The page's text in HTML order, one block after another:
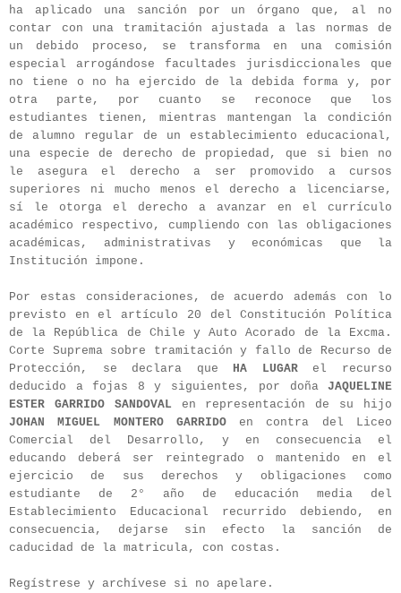
ha aplicado una sanción por un órgano que, al no
contar con una tramitación ajustada a las normas de
un debido proceso, se transforma en una comisión
especial arrogándose facultades jurisdiccionales que
no tiene o no ha ejercido de la debida forma y, por
otra parte, por cuanto se reconoce que los
estudiantes tienen, mientras mantengan la condición
de alumno regular de un establecimiento educacional,
una especie de derecho de propiedad, que si bien no
le asegura el derecho a ser promovido a cursos
superiores ni mucho menos el derecho a licenciarse,
sí le otorga el derecho a avanzar en el currículo
académico respectivo, cumpliendo con las obligaciones
académicas, administrativas y económicas que la
Institución impone.
Por estas consideraciones, de acuerdo además con lo
previsto en el artículo 20 del Constitución Política
de la República de Chile y Auto Acorado de la Excma.
Corte Suprema sobre tramitación y fallo de Recurso de
Protección, se declara que
HA LUGARel recurso
deducido a fojas 8 y siguientes, por doña JAQUELINE
ESTER GARRIDO SANDOVAL en representación de su hijo
JOHAN MIGUEL MONTERO GARRIDOen contra del Liceo
Comercial del Desarrollo, y en consecuencia el
educando deberá ser reintegrado o mantenido en el
ejercicio de sus derechos y obligaciones como
estudiante de 2° año de educación media del
Establecimiento Educacional recurrido debiendo, en
consecuencia, dejarse sin efecto la sanción de
caducidad de la matricula, con costas.
Regístrese y archívese si no apelare.